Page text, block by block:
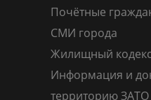
Почётные
СМИ города
Жилищный
Информация и
территорию